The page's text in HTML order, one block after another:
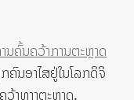
ຄົ້ນຄວ້າການຕະຫຼາດ
ນອາໄສຢູ່ໃນໂລກດິຈິ